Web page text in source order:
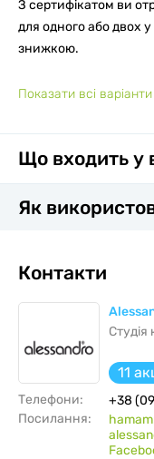
З сертифікатом ви
для одного або двох
знижкою.
Показати всі варіанти
Що входить у
Як
Контакти
Студія
11
Телефони:
+38
Посилання: